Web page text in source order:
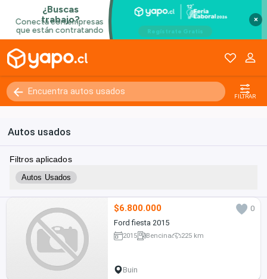
×
FILTRAR
Autos usados
Filtros aplicados
Autos Usados
$6.800.000
0
Ford fiesta 2015
2015 Bencina 225 km
Buin